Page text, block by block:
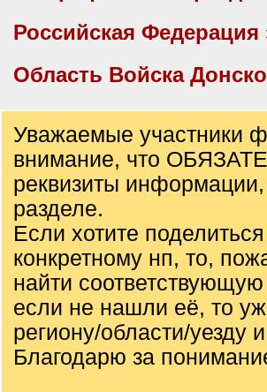
Российская Федерация
Область Войска
Уважаемые участники
внимание, что
реквизиты
разделе.
Если хотите
конкретному нп, то,
найти
если не нашли её, то
региону/области/уезду
Благодарю за